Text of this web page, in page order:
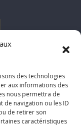
des technologies
aux informations des
nous permettra de
de navigation ou les ID
de retirer son
caractéristiques